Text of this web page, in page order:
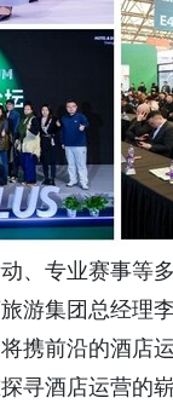
、专业赛事等
游集团总经理
携前沿的酒店
寻酒店运营的